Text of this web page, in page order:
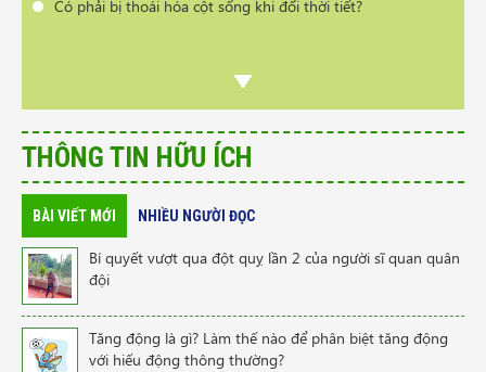
Có phải bị thoái hóa cột sống khi đổi thời tiết?
THÔNG TIN HỮU ÍCH
BÀI VIẾT MỚI NHIỀU NGƯỜI ĐỌC
Bí quyết vượt qua đột quỵ lần 2 của người sĩ quan quân
đội
Tăng động là gì? Làm thế nào để phân biệt tăng động
với hiếu động thông thường?